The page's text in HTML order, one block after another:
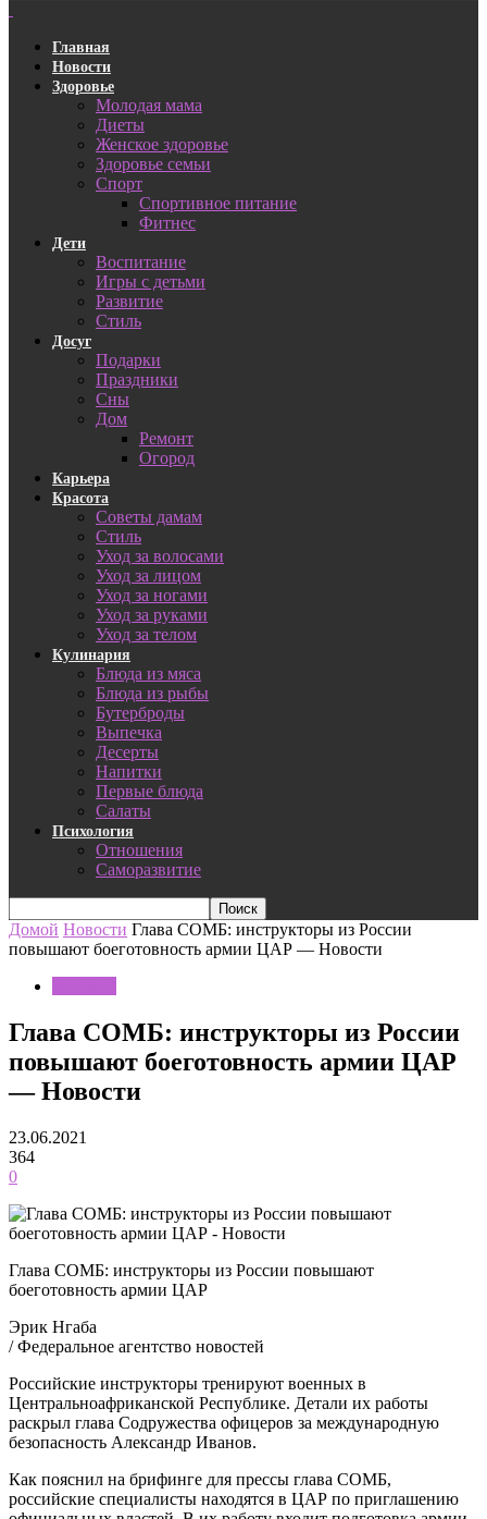
Главная
Новости
Здоровье
Молодая мама
Диеты
Женское здоровье
Здоровье семьи
Спорт
Спортивное питание
Фитнес
Дети
Воспитание
Игры с детьми
Развитие
Стиль
Досуг
Подарки
Праздники
Сны
Дом
Ремонт
Огород
Карьера
Красота
Советы дамам
Стиль
Уход за волосами
Уход за лицом
Уход за ногами
Уход за руками
Уход за телом
Кулинария
Блюда из мяса
Блюда из рыбы
Бутерброды
Выпечка
Десерты
Напитки
Первые блюда
Салаты
Психология
Отношения
Саморазвитие
Домой Новости Глава СОМБ: инструкторы из России
повышают боеготовность армии ЦАР — Новости
Глава СОМБ: инструкторы из России
повышают боеготовность армии ЦАР
— Новости
23.06.2021
364
0
Глава СОМБ: инструкторы из России повышают
боеготовность армии ЦАР
Эрик Нгаба
/ Федеральное агентство новостей
Российские инструкторы тренируют военных в
Центральноафриканской Республике. Детали их работы
раскрыл глава Содружества офицеров за международную
безопасность Александр Иванов.
Как пояснил на брифинге для прессы глава СОМБ,
российские специалисты находятся в ЦАР по приглашению